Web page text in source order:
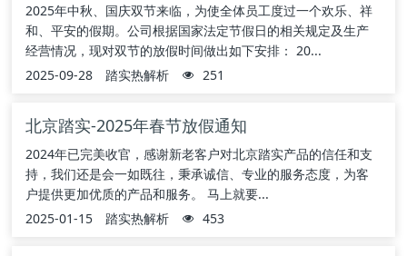
2025年中秋、国庆双节来临，为使全体员工度过一个欢乐、祥
和、平安的假期。公司根据国家法定节假日的相关规定及生产
经营情况，现对双节的放假时间做出如下安排： 20...
2025-09-28
踏实热解析 251
北京踏实-2025年春节放假通知
2024年已完美收官，感谢新老客户对北京踏实产品的信任和支
持，我们还是会一如既往，秉承诚信、专业的服务态度，为客
户提供更加优质的产品和服务。 马上就要...
2025-01-15
踏实热解析 453